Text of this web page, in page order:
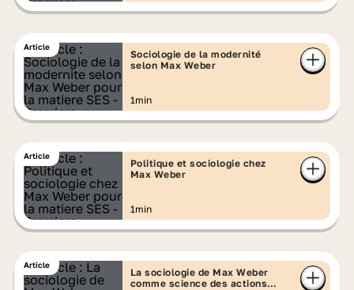
Article
Sociologie de la modernité
selon Max Weber
1min
Article
Politique et sociologie chez
Max Weber
1min
Article
La sociologie de Max Weber
comme science des actions